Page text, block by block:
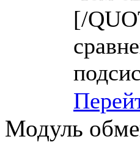
[/
Модуль